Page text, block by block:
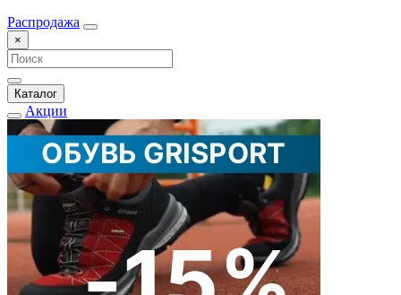
Распродажа
×
Каталог
Акции